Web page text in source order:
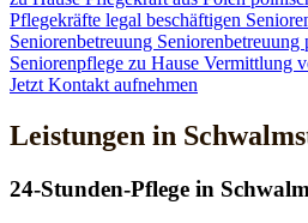
Pflegekräfte legal beschäftigen
Seniorenbetreuung Seniorenbetreuung
Seniorenpflege zu Hause Vermittlung
Jetzt Kontakt aufnehmen
Leistungen in
24-Stunden-Pflege in